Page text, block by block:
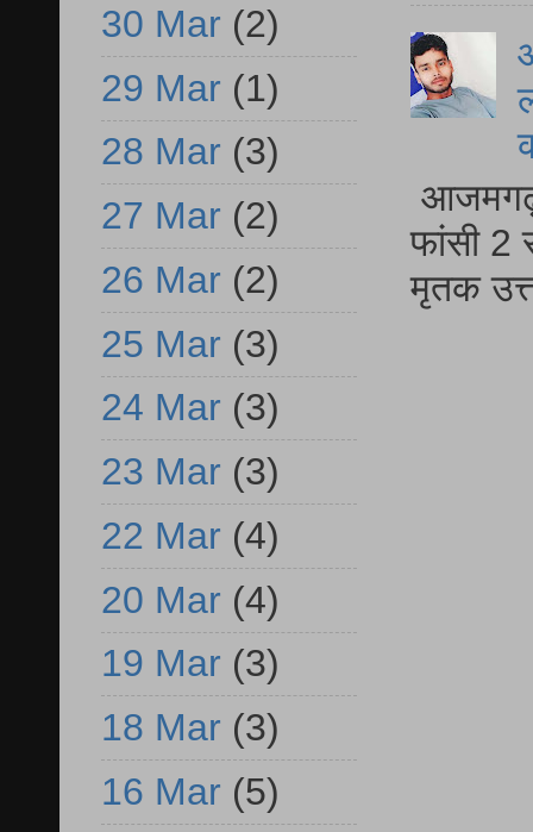
आजमगढ़
फांसी 2
मृतक
30 Mar (2)
29 Mar (1)
28 Mar (3)
27 Mar (2)
26 Mar (2)
25 Mar (3)
24 Mar (3)
23 Mar (3)
22 Mar (4)
20 Mar (4)
19 Mar (3)
18 Mar (3)
16 Mar (5)